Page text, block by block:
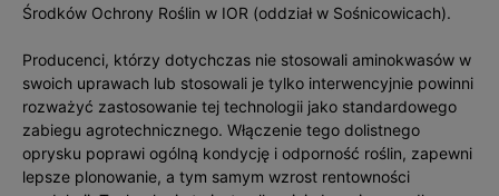
Środków Ochrony Roślin w IOR (oddział w Sośnicowicach).
Producenci, którzy dotychczas nie stosowali aminokwasów w
swoich uprawach lub stosowali je tylko interwencyjnie powinni
rozważyć zastosowanie tej technologii jako standardowego
zabiegu agrotechnicznego. Włączenie tego dolistnego
oprysku poprawi ogólną kondycję i odporność roślin, zapewni
lepsze plonowanie, a tym samym wzrost rentowności